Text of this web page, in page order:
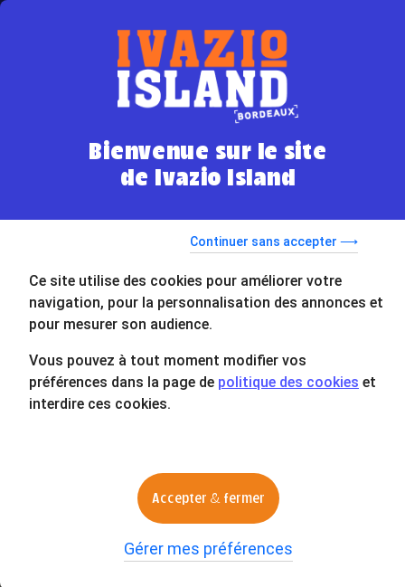
Bienvenue sur le site
de Ivazio Island
Continuer sans accepter ⟶
Ce site utilise des cookies pour améliorer votre
navigation, pour la personnalisation des annonces et
pour mesurer son audience.
Vous pouvez à tout moment modifier vos
préférences dans la page de politique des cookies et
interdire ces cookies.
Accepter & fermer
Gérer mes préférences
Le Mag d'IVAZIO ISLAND Bordeaux